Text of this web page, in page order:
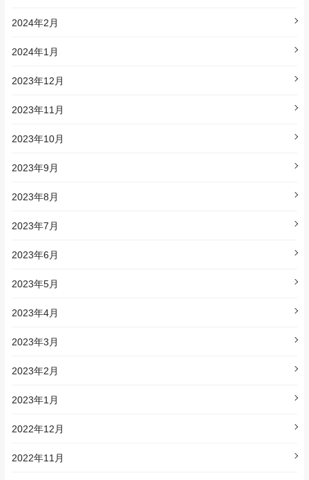
2024年2月
2024年1月
2023年12月
2023年11月
2023年10月
2023年9月
2023年8月
2023年7月
2023年6月
2023年5月
2023年4月
2023年3月
2023年2月
2023年1月
2022年12月
2022年11月